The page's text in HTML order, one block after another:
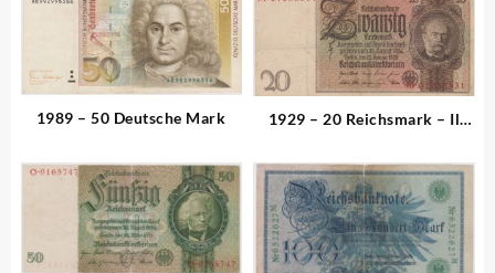
1989 – 50 Deutsche Mark
1929 – 20 Reichsmark – Il